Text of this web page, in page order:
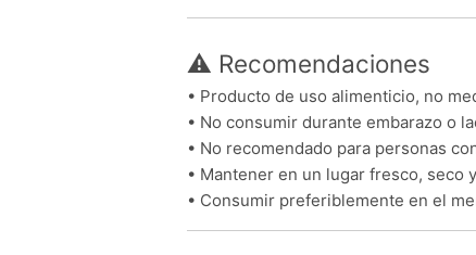
⚠ Recomendaciones
• Producto de uso alimenticio, no
• No consumir durante embarazo o
• No recomendado para personas
• Mantener en un lugar fresco, seco
• Consumir preferiblemente en el